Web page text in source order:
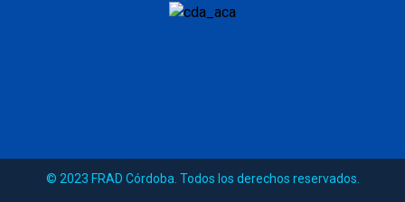
© 2023 FRAD Córdoba. Todos los derechos reservados.